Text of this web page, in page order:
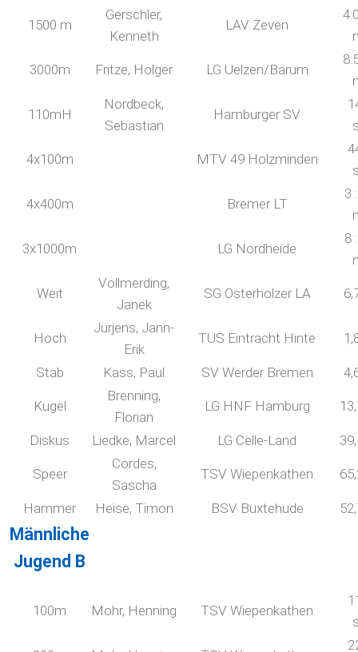
1500 m
Gerschler,
Kenneth
LAV Zeven
3000m Fritze, Holger LG Uelzen/Barum
110mH
Nordbeck,
Sebastian
Hamburger SV
4x100m MTV 49 Holzminden
4x400m Bremer LT
3
3x1000m LG Nordheide
8
Weit
Vollmerding,
Janek
SG Osterholzer LA
Hoch
Jürjens, Jann-
Erik
TUS Eintracht Hinte
Stab Kass, Paul SV Werder Bremen
Kugel
Brenning,
Florian
LG HNF Hamburg
Diskus Liedke, Marcel LG Celle-Land
Speer
Cordes,
Sascha
TSV Wiepenkathen
Hammer Heise, Timon BSV Buxtehude
Männliche
Jugend B
100m Mohr, Henning TSV Wiepenkathen